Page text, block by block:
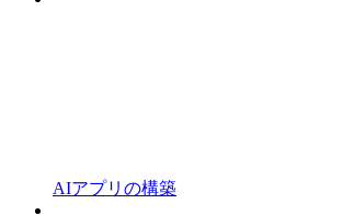
AIアプリの構築